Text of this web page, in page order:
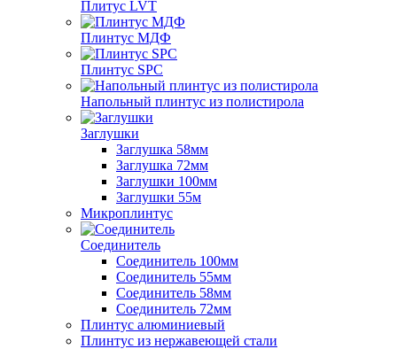
Плитус LVT
Плинтус МДФ
Плинтус SPC
Напольный плинтус из полистирола
Заглушки
Заглушка 58мм
Заглушка 72мм
Заглушки 100мм
Заглушки 55м
Микроплинтус
Соединитель
Соединитель 100мм
Соединитель 55мм
Соединитель 58мм
Соединитель 72мм
Плинтус алюминиевый
Плинтус из нержавеющей стали